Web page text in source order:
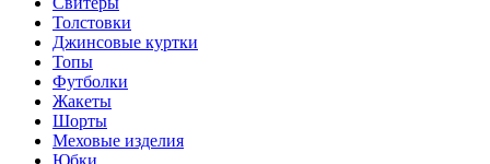
Толстовки
Джинсовые куртки
Топы
Футболки
Жакеты
Шорты
Меховые изделия
Юбки